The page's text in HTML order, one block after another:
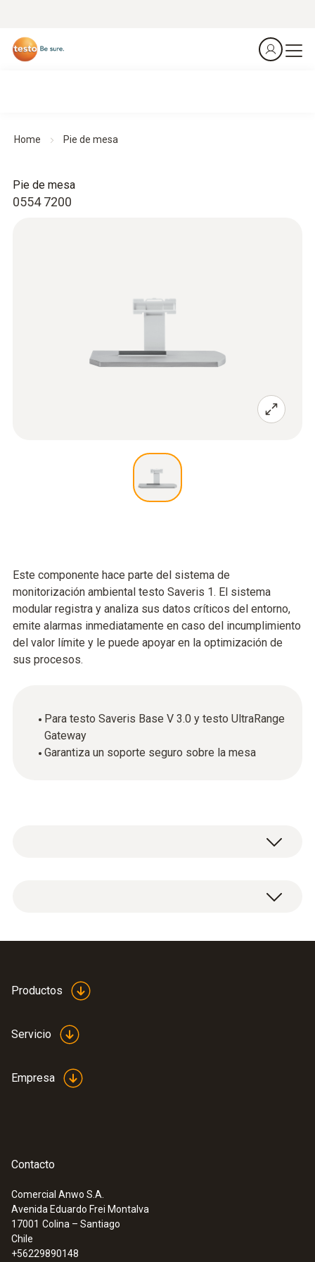
Home Pie de mesa
0554 7200
Pie de mesa
Este componente hace parte del sistema de
monitorización ambiental testo Saveris 1. El sistema
modular registra y analiza sus datos críticos del entorno,
emite alarmas inmediatamente en caso del incumplimiento
del valor límite y le puede apoyar en la optimización de
sus procesos.
Para testo Saveris Base V 3.0 y testo UltraRange
Gateway
Garantiza un soporte seguro sobre la mesa
Pies de mesa para la testo Saveris Base V 3.0
:0572 9320
testo Saveris Base V 3.0 - Estación
base
Productos
Servicio
Empresa
Contacto
Comercial Anwo S.A.
Avenida Eduardo Frei Montalva
17001 Colina – Santiago
Chile
+56229890148